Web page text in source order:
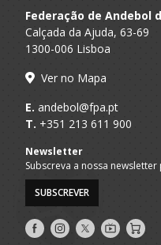
A.A. Braga
ABC Braga
Andebol Sad
A.A. Braga
Fafe
2018/19
A.A. Braga
Andebol Clube
Federação de Andebol
Calçada da Ajuda, 63-69
1300-006 Lisboa
Ver no Mapa
E. andebol@fpa.pt
T. +351 213 611 900
Newsletter
Subscreva a nossa
SUBSCREVER
Siga- Siga- Siga- AndebolTV
Loja